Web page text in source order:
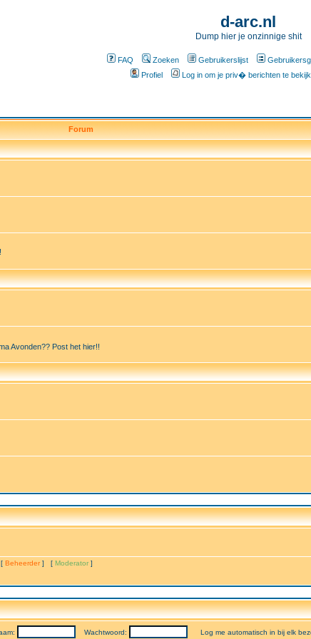
d-arc.nl
Dump hier je onzinnige shit
FAQ Zoeken Gebruikerslijst
Profiel
Log in om je priv� berichten te
Forum
Avonden?? Post het hier!!
Beheerder ] [ Moderator ]
Wachtwoord: Log me automatisch in bij elk